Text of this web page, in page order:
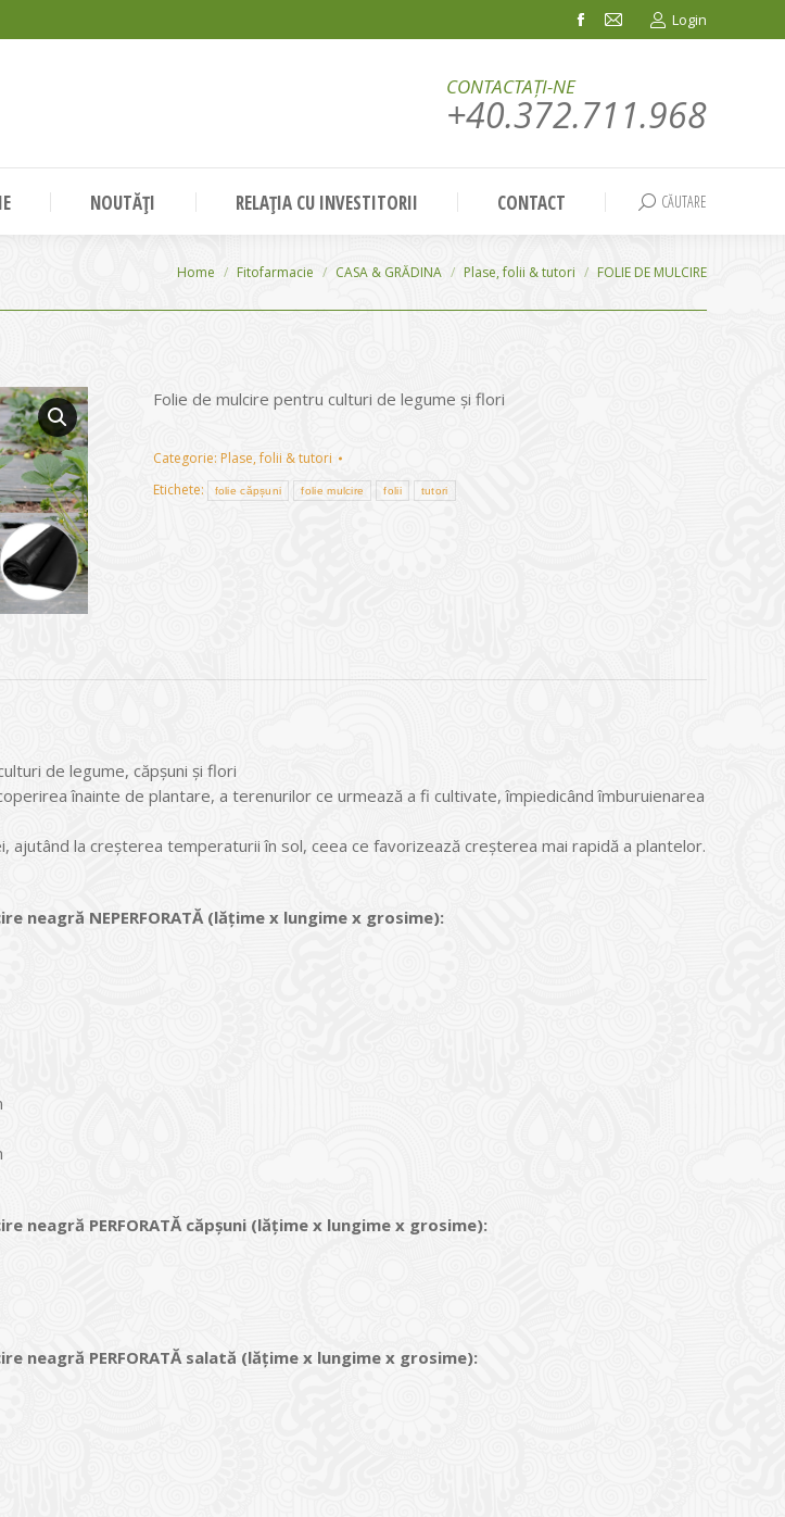
Facebook
in
window
Mail
in
window
Login
CONTACTAȚI-NE
+40.372.711.968
NOUTĂȚI RELAȚIA CU INVESTITORII CONTACT Search:
CĂUTARE
You are here:
Home Fitofarmacie CASA & GRĂDINA Plase, folii & tutori FOLIE DE MULCIRE
Folie de mulcire pentru culturi de legume și flori
Categorie: Plase, folii & tutori
Etichete:
folie căpșuni folie mulcire folii tutori
de legume, căpșuni și flori
înainte de plantare, a terenurilor ce urmează a fi cultivate, împiedicând îmburuienarea
ajutând la creşterea temperaturii în sol, ceea ce favorizează creşterea mai rapidă a plantelor.
neagră NEPERFORATĂ (lățime x lungime x grosime):
neagră PERFORATĂ căpșuni (lățime x lungime x grosime):
neagră PERFORATĂ salată (lățime x lungime x grosime):